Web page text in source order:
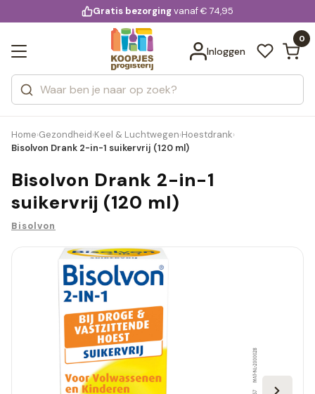
voor 20:00 uur besteld
Gratis bezorgingvanaf € 74,95
Inloggen
0
Zoeken
Categorieën
Merken
Bekijk alle resultaten
Home›Gezondheid›Keel & Luchtwegen›Hoestdrank›
Bisolvon Drank 2-in-1 suikervrij (120 ml)
Bisolvon Drank 2-in-1
suikervrij (120 ml)
Bisolvon